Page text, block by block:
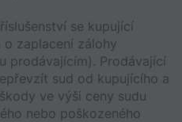
se kupující
zaplacení zálohy
prodávajícím). Prodávající
sud od kupujícího a
ve výši ceny sudu
nebo poškozeného